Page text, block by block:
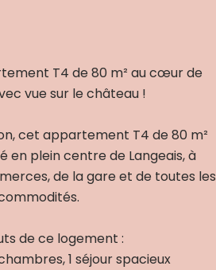
T4 de 80 m² au cœur de
vue sur le château !
cet appartement T4 de 80 m²
en plein centre de Langeais, à
de la gare et de toutes les
de ce logement :
1 séjour spacieux